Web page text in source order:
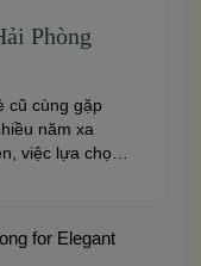
Phòng
cũ cùng gặp
năm xa
việc lựa chọn